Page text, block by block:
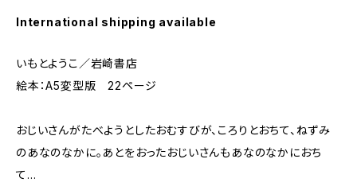
International shipping available
いもとようこ／岩崎書店
絵本：A5変型版 22ページ
おじいさんがたべようとしたおむすびが、ころりとおちて、ねずみ
のあなのなかに。あとをおったおじいさんもあなのなかにおち
て…